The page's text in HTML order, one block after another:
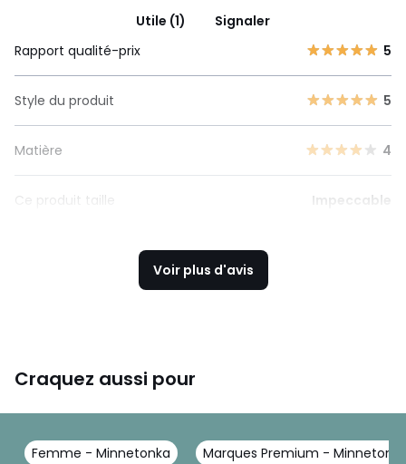
Utile (1)
Signaler
Rapport qualité-prix
5
Style du produit 5
Matière 4
Ce produit taille Impeccable
Voir plus d'avis
Craquez aussi pour
Femme - Minnetonka Marques Premium -